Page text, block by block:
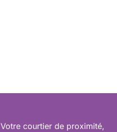
Votre courtier de proximité,